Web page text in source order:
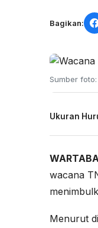
Bagikan:
Sumber foto:
Ukuran
wacana
Menurut